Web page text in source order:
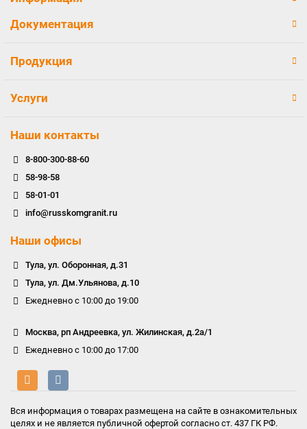
Документация
Продукция
Услуги
Наши контакты
8-800-300-88-60
58-98-58
58-01-01
info@russkomgranit.ru
Наши офисы
Тула, ул. Оборонная, д.31
Тула, ул. Дм.Ульянова, д.10
Ежедневно с 10:00 до 19:00
Москва, рп Андреевка, ул. Жилинская, д.2а/1
Ежедневно с 10:00 до 17:00
Вся информация о товарах размещена на сайте в ознакомительных
целях и не является публичной офертой согласно ст. 437 ГК РФ.